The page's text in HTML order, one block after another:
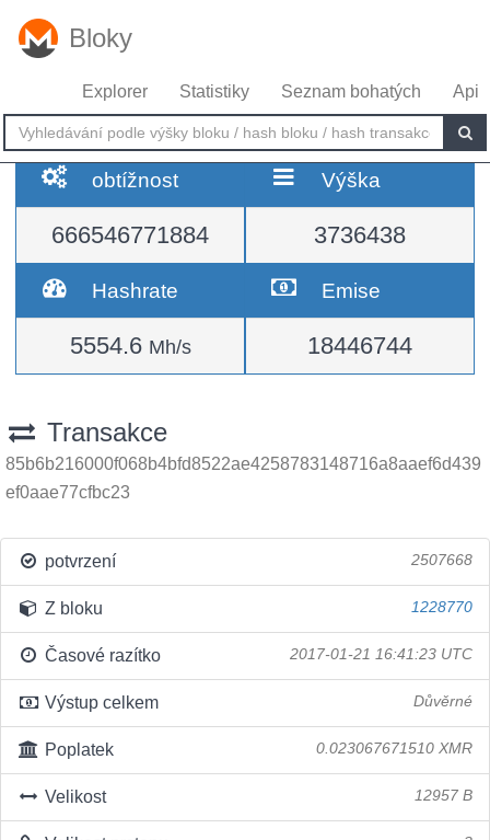
Bloky
Explorer Statistiky Seznam bohatých Api
obtížnost
666546771884
Výška
3736438
Hashrate
5554.6 Mh/s
Emise
18446744
Transakce
85b6b216000f068b4bfd8522ae4258783148716a8aaef6d439
ef0aae77cfbc23
potvrzení 2507668
Z bloku 1228770
Časové razítko 2017-01-21 16:41:23 UTC
Výstup celkem Důvěrné
Poplatek 0.023067671510 XMR
Velikost 12957 B